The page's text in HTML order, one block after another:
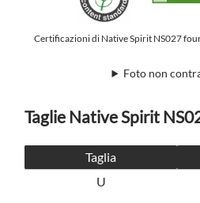
Certificazioni di Native Spirit NS027
Foto non
Taglie Native Spirit
Taglia
U